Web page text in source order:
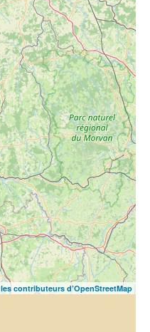
les contributeurs d’OpenStreetMap